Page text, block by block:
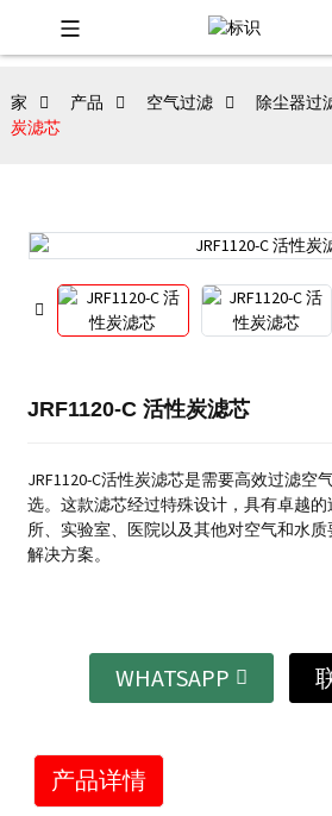
家 产品 空气过滤 除尘器过
炭滤芯
JRF1120-C 活性炭滤芯
JRF1120-C活性炭滤芯是需要高效过滤空
选。这款滤芯经过特殊设计，具有卓越
所、实验室、医院以及其他对空气和水
解决方案。
WHATSAPP
产品详情